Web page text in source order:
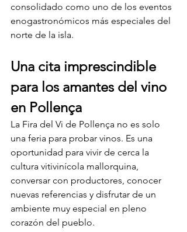
consolidado como uno de los eventos
enogastronómicos más especiales del
norte de la isla.
Una cita imprescindible
para los amantes del vino
en Pollença
La Fira del Vi de Pollença no es solo
una feria para probar vinos. Es una
oportunidad para vivir de cerca la
cultura vitivinícola mallorquina,
conversar con productores, conocer
nuevas referencias y disfrutar de un
ambiente muy especial en pleno
corazón del pueblo.